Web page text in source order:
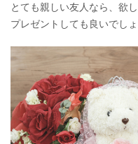
とても親しい友人なら、欲
プレゼントしても良いでしょ